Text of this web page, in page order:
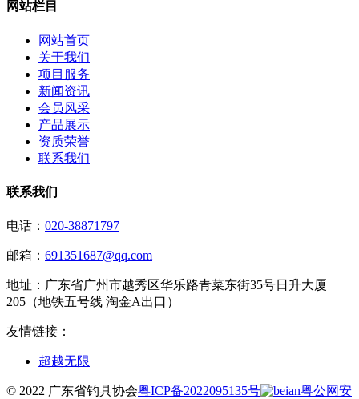
网站栏目
网站首页
关于我们
项目服务
新闻资讯
会员风采
产品展示
资质荣誉
联系我们
联系我们
电话： 020-38871797
邮箱： 691351687@qq.com
地址： 广东省广州市越秀区华乐路青菜东街35号日升大厦
205（地铁五号线 淘金A出口）
友情链接：
超越无限
© 2022 广东省钓具协会粤ICP备2022095135号
粤公网安